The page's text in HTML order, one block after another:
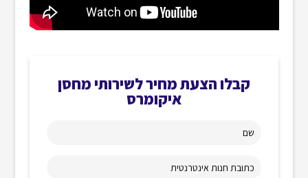
קבלו הצעת מחיר לשירותי מחסן
איקומרס
שם
כתובת חנות אינטרנטית